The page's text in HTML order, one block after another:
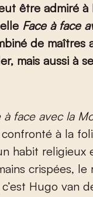
être admiré à
Face à face
de maîtres
mais aussi à
à face avec la
à la
habit religieux
crispées, le
Hugo van